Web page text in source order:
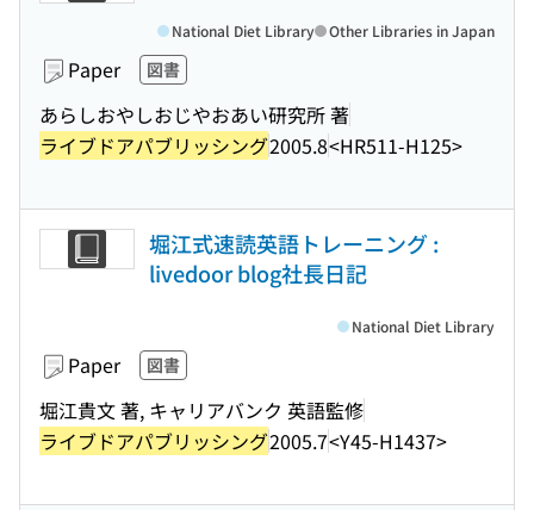
Paper 図書
あらしおやしおじやおあい研究所 著
ライブドアパブリッシング2005.8<HR511-H125>
National Diet Library Other Libraries in Japan
堀江式速読英語トレーニング :
livedoor blog社長日記
Paper 図書
堀江貴文 著, キャリアバンク 英語監修
ライブドアパブリッシング2005.7<Y45-H1437>
National Diet Library